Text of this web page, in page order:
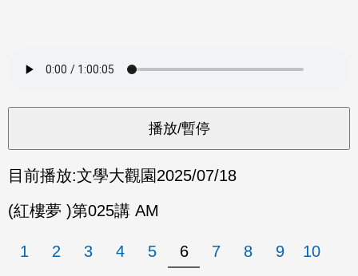
目前播放:文學大觀園2025/07/18
(紅樓夢 )第025講 AM
1 2 3 4 5 6 7 8 9 10